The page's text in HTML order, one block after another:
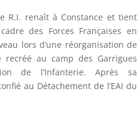
R.I. renaît à Constance et tient
des Forces Françaises en
lors d’une réorganisation de
recréé au camp des Garrigues
de l’Infanterie. Après sa
au Détachement de l’EAI du